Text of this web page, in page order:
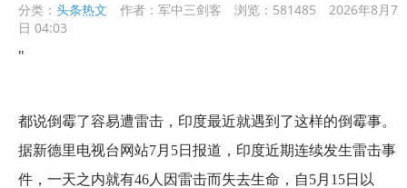
分类： 头条热文 作者：军中三剑客 浏览：581485
2026年8月7
日 04:03
"
都说倒霉了容易遭雷击，印度最近就遇到了这样的倒霉事。
据新德里电视台网站7月5日报道，印度近期连续发生雷击事
件，一天之内就有46人因雷击而失去生命，自5月15日以